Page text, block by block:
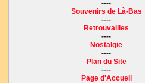
----
Souvenirs de Là-Bas
----
Retrouvailles
----
Nostalgie
----
Plan du Site
----
Page d'Accueil